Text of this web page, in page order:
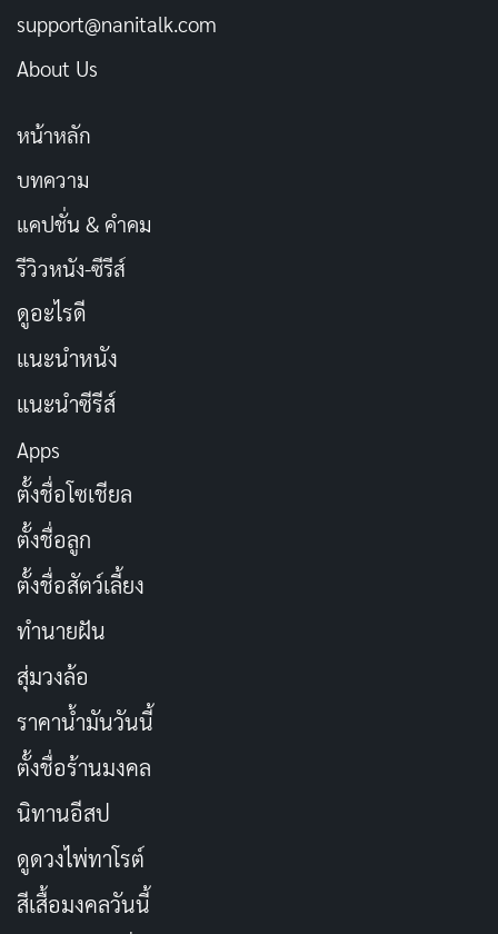
support@nanitalk.com
About Us
หน้าหลัก
บทความ
แคปชั่น & คำคม
รีวิวหนัง-ซีรีส์
ดูอะไรดี
แนะนำหนัง
แนะนำซีรีส์
Apps
ตั้งชื่อโซเชียล
ตั้งชื่อลูก
ตั้งชื่อสัตว์เลี้ยง
ทำนายฝัน
สุ่มวงล้อ
ราคาน้ำมันวันนี้
ตั้งชื่อร้านมงคล
นิทานอีสป
ดูดวงไพ่ทาโรต์
สีเสื้อมงคลวันนี้